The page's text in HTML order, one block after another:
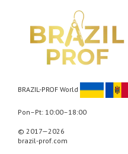
BRAZIL-PROF World
Pon–Pt: 10:00–18:00
© 2017—2026
brazil-prof.com